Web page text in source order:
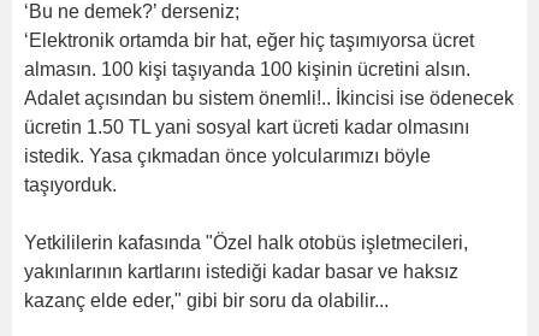
‘Bu ne demek?’ derseniz;
‘Elektronik ortamda bir hat, eğer hiç taşımıyorsa ücret
almasın. 100 kişi taşıyanda 100 kişinin ücretini alsın.
Adalet açısından bu sistem önemli!.. İkincisi ise ödenecek
ücretin 1.50 TL yani sosyal kart ücreti kadar olmasını
istedik. Yasa çıkmadan önce yolcularımızı böyle
taşıyorduk.
Yetkililerin kafasında "Özel halk otobüs işletmecileri,
yakınlarının kartlarını istediği kadar basar ve haksız
kazanç elde eder," gibi bir soru da olabilir...